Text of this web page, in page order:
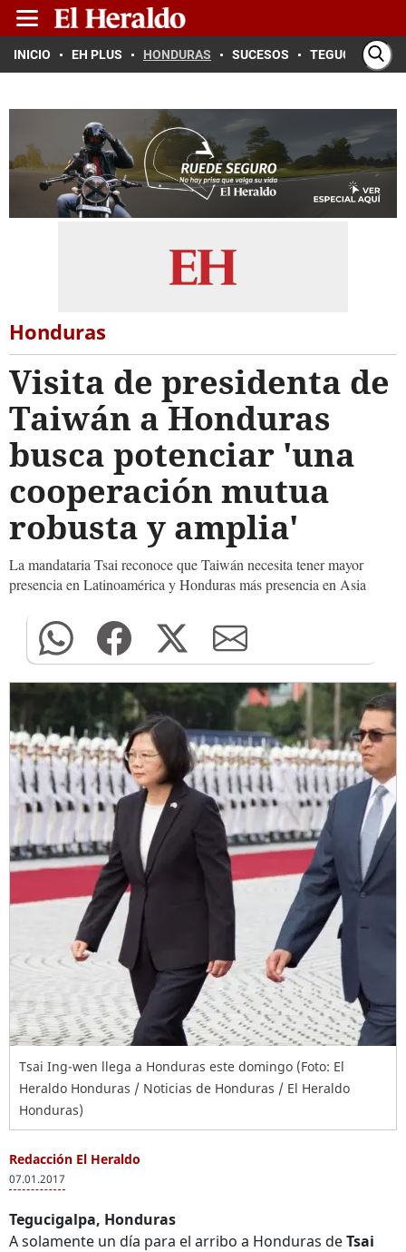
INICIO EH PLUS HONDURAS SUCESOS TEGUCIGALPA
Honduras
Visita de presidenta de
Taiwán a Honduras
busca potenciar 'una
cooperación mutua
robusta y amplia'
La mandataria Tsai reconoce que Taiwán necesita tener mayor
presencia en Latinoamérica y Honduras más presencia en Asia
Tsai Ing-wen llega a Honduras este domingo (Foto: El
Heraldo Honduras / Noticias de Honduras / El Heraldo
Honduras)
Redacción El Heraldo
07.01.2017
Tegucigalpa, Honduras
A solamente un día para el arribo a Honduras deTsai